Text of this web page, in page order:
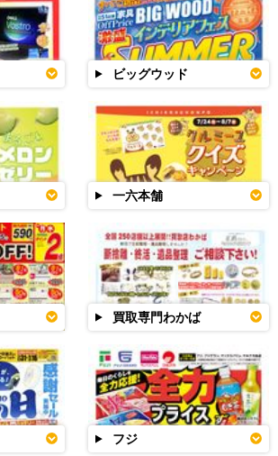
ビッグウッド
一六本舗
買取専門わかば
フジ